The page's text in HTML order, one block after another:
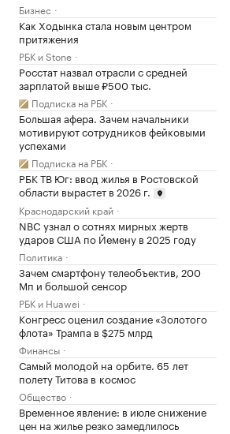
Бизнес
Как Ходынка стала новым центром
притяжения
РБК и Stone
Росстат назвал отрасли с средней
зарплатой выше ₽500 тыс.
Подписка на РБК
Большая афера. Зачем начальники
мотивируют сотрудников фейковыми
успехами
Подписка на РБК
РБК ТВ Юг: ввод жилья в Ростовской
области вырастет в 2026 г.
Краснодарский край
NBC узнал о сотнях мирных жертв
ударов США по Йемену в 2025 году
Политика
Зачем смартфону телеобъектив, 200
Мп и большой сенсор
РБК и Huawei
Конгресс оценил создание «Золотого
флота» Трампа в $275 млрд
Финансы
Самый молодой на орбите. 65 лет
полету Титова в космос
Общество
Временное явление: в июле снижение
цен на жилье резко замедлилось